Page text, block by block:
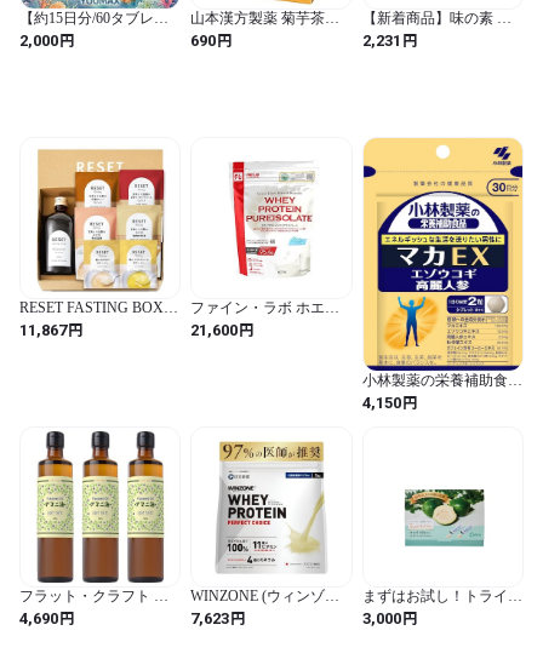
【約15日分/60タブレッ
ト】高品質オメガ3サプ
リメント（クリックポス
2,000円
山本漢方製薬 菊芋茶
100% 3グラム (x 20包) 1
690円
【新着商品】味の素 た
んぱく質 がしっかり摂
れる 味噌汁 豆腐とねぎ
2,231 円
RESET FASTING BOX
ファスティング ボック
ス [酵素ドリンク おか
11,867円
ファイン・ラボ ホエイ
プロテイン ピュアアイ
ソレート 2kg プレーン
21,600円
小林製薬の栄養補助食品
[ 公式 ] マカ EX サプリ
【エネルギッシュな毎日
4,150円
フラット・クラフト ア
マニ油 亜麻仁油 360g (3
本セット)【大容量】 オ
4,690円
WINZONE (ウィンゾー
ン) ホエイ プロテイン ご
褒美濃厚バニラ風味 1kg
7,623円
まずはお試し！トライア
ルパック カリカセラピ
10包 送料無料
3,000円